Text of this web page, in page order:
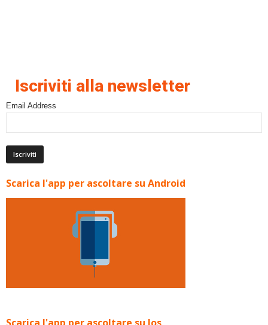
Iscriviti alla newsletter
Email Address
Scarica l'app per ascoltare su Android